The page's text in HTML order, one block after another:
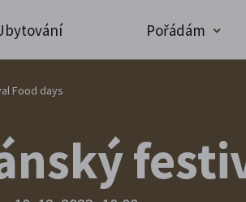
Pořádám
Food days